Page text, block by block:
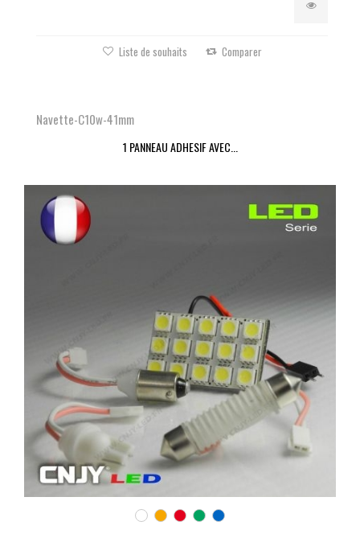
Liste de souhaits Comparer
Navette-C10w-41mm
1 PANNEAU ADHESIF AVEC...